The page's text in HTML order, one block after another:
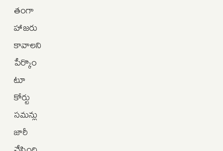
తంగా
హాజరు
కావాలని
పేర్కొం
టూ
కోర్టు
సమన్లు
జారీ